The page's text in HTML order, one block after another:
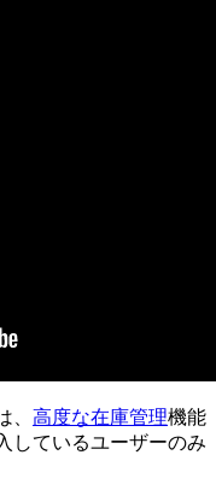
、 高度な在庫管理機能
しているユーザーのみ